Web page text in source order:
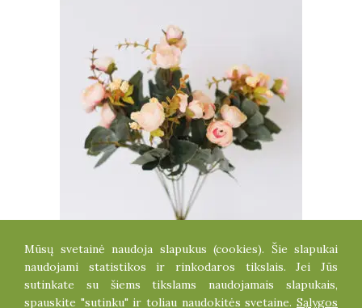
KAMELIJŲ PUOKŠTELĖ
4.50€
Mūsų svetainė naudoja slapukus (cookies). Šie slapukai
naudojami statistikos ir rinkodaros tikslais. Jei Jūs
sutinkate su šiems tikslams naudojamais slapukais,
spauskite "sutinku" ir toliau naudokitės svetaine. Sąlygos